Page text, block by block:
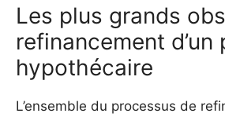
Les plus grands
refinancement d’un
hypothécaire
L’ensemble du processus de